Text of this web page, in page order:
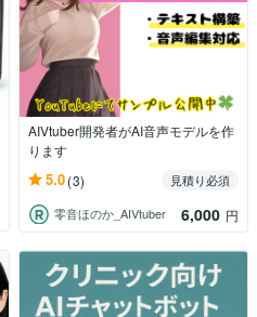
AIVtuber開発者がAI音声モデルを作
ります
5.0(3)
見積り必須
零音ほのか_AIVtuber
6,000 円